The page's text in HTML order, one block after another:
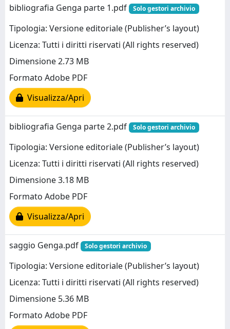
bibliografia Genga parte 1.pdf
Solo gestori archivio
Tipologia: Versione editoriale (Publisher’s layout)
Licenza: Tutti i diritti riservati (All rights reserved)
Dimensione 2.73 MB
Formato Adobe PDF
Visualizza/Apri
bibliografia Genga parte 2.pdf Solo gestori archivio
Tipologia: Versione editoriale (Publisher’s layout)
Licenza: Tutti i diritti riservati (All rights reserved)
Dimensione 3.18 MB
Formato Adobe PDF
Visualizza/Apri
saggio Genga.pdf Solo gestori archivio
Tipologia: Versione editoriale (Publisher’s layout)
Licenza: Tutti i diritti riservati (All rights reserved)
Dimensione 5.36 MB
Formato Adobe PDF